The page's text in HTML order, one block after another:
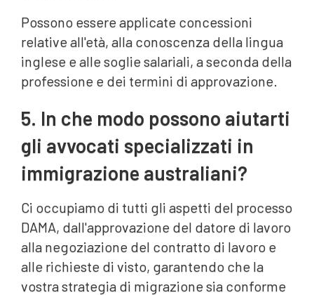
Possono essere applicate concessioni
relative all'età, alla conoscenza della lingua
inglese e alle soglie salariali, a seconda della
professione e dei termini di approvazione.
5. In che modo possono aiutarti
gli avvocati specializzati in
immigrazione australiani?
Ci occupiamo di tutti gli aspetti del processo
DAMA, dall'approvazione del datore di lavoro
alla negoziazione del contratto di lavoro e
alle richieste di visto, garantendo che la
vostra strategia di migrazione sia conforme